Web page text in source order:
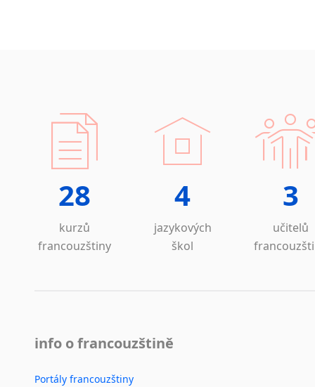
28
kurzů
francouzštiny
4
jazykových
škol
3
učitelů
info o francouzštině
Portály francouzštiny